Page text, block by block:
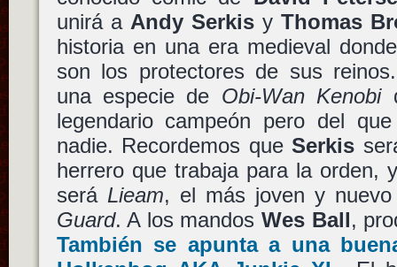
unirá a Andy SerkisyThomas
historia en una era medieval
son los protectores de sus
una especie de Obi-Wan Kenobi
legendario campeón pero del
nadie. Recordemos queSerkis
herrero que trabaja para la orden,
será Lieam, el más joven y
Guard. A los mandosWes Ball,
También se apunta a una